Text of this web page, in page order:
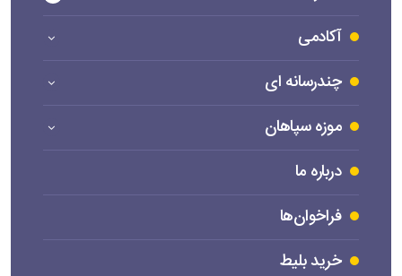
آکادمی
چندرسانه ای
موزه سپاهان
درباره ما
فراخوان‌ها
خرید بلیط